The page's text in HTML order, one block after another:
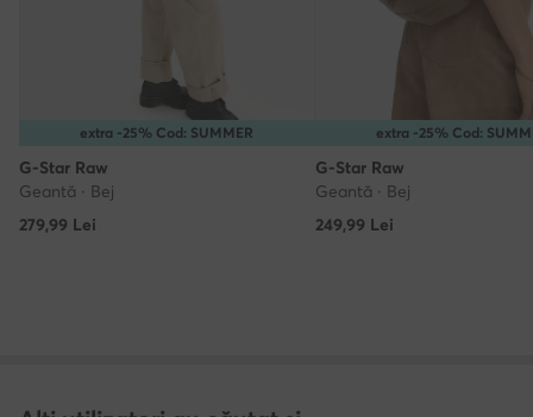
extra -25% Cod: SUMMER
G-Star Raw
Geantă · Bej
279,99 Lei
extra -25% Cod:
G-Star Raw
Geantă · Bej
249,99 Lei